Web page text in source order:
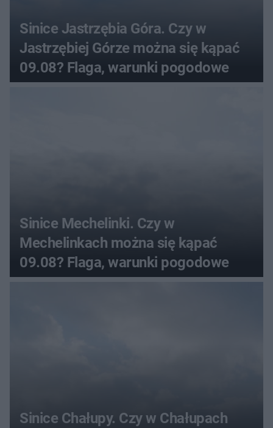
Sinice Jastrzębia Góra. Czy w
Jastrzębiej Górze można się kąpać
09.08? Flaga, warunki pogodowe
Sinice Mechelinki. Czy w
Mechelinkach można się kąpać
09.08? Flaga, warunki pogodowe
Sinice Chałupy. Czy w Chałupach